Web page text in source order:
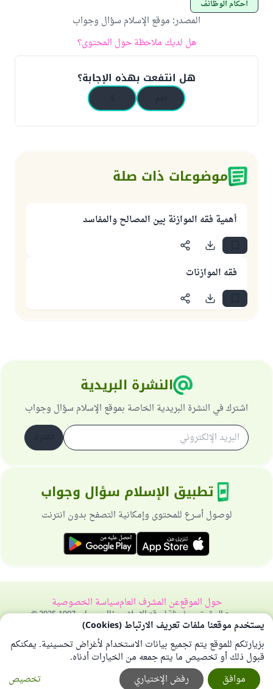
أحكام الوظائف
المصدر: موقع الإسلام سؤال وجواب
هل لديك ملاحظة حول المحتوى؟
هل انتفعت بهذه الإجابة؟
موضوعات ذات صلة
أهمية فقه الموازنة بين المصالح والمفاسد
فقه الموازنات
النشرة البريدية
اشترك في النشرة البريدية الخاصة بموقع الإسلام سؤال وجواب
تطبيق الإسلام سؤال وجواب
لوصول أسرع للمحتوى وإمكانية التصفح بدون انترنت
حول الموقععن المشرف العامسياسة الخصوصية
جميع الحقوق محفوظة لموقع الإسلام سؤال وجواب 1997-2025 ©
يستخدم موقعنا ملفات تعريف الارتباط (Cookies)
بزيارتكم للموقع يتم تجميع بيانات الاستخدام لأغراض تحسينية. يمكنكم
قبول ذلك أو تخصيص ما يتم جمعه من الخيارات أدناه.
تخصيص
رفض الإختياري موافق